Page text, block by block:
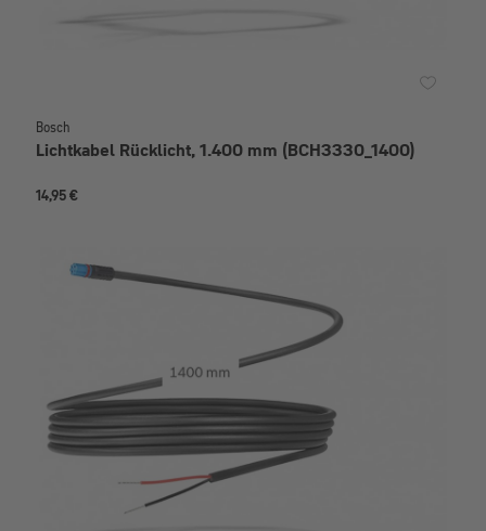
Bosch
Lichtkabel Rücklicht, 1.400 mm (BCH3330_1400)
14,95 €